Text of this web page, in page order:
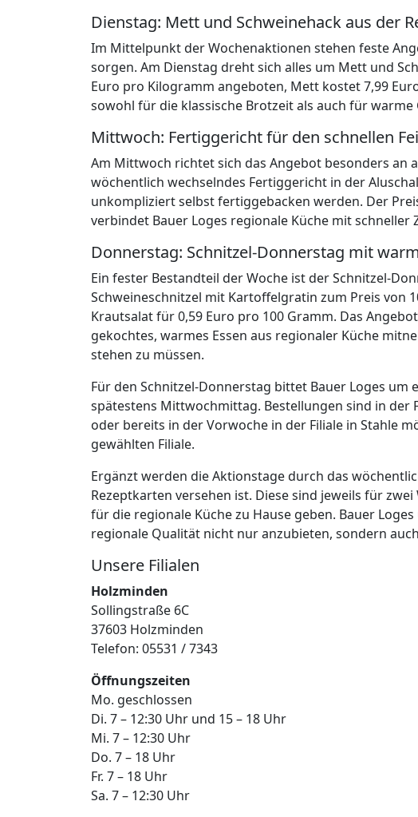
Dienstag: Mett und Schweinehack aus der
Im Mittelpunkt der Wochenaktionen stehen feste
sorgen. Am Dienstag dreht sich alles um Mett und
Euro pro Kilogramm angeboten, Mett kostet 7,99
sowohl für die klassische Brotzeit als auch für warme
Mittwoch: Fertiggericht für den schnellen
Am Mittwoch richtet sich das Angebot besonders an
wöchentlich wechselndes Fertiggericht in der
unkompliziert selbst fertiggebacken werden. Der
verbindet Bauer Loges regionale Küche mit
Donnerstag: Schnitzel-Donnerstag mit
Ein fester Bestandteil der Woche ist der Schnitzel-
Schweineschnitzel mit Kartoffelgratin zum Preis von
Krautsalat für 0,59 Euro pro 100 Gramm. Das
gekochtes, warmes Essen aus regionaler Küche
stehen zu müssen.
Für den Schnitzel-Donnerstag bittet Bauer Loges um
spätestens Mittwochmittag. Bestellungen sind in der
oder bereits in der Vorwoche in der Filiale in Stahle
gewählten Filiale.
Ergänzt werden die Aktionstage durch das
Rezeptkarten versehen ist. Diese sind jeweils für
für die regionale Küche zu Hause geben. Bauer
regionale Qualität nicht nur anzubieten, sondern
Unsere Filialen
Holzminden
Sollingstraße 6C
37603 Holzminden
Telefon: 05531 / 7343
Öffnungszeiten
Mo. geschlossen
Di. 7 – 12:30 Uhr und 15 – 18 Uhr
Mi. 7 – 12:30 Uhr
Do. 7 – 18 Uhr
Fr. 7 – 18 Uhr
Sa. 7 – 12:30 Uhr